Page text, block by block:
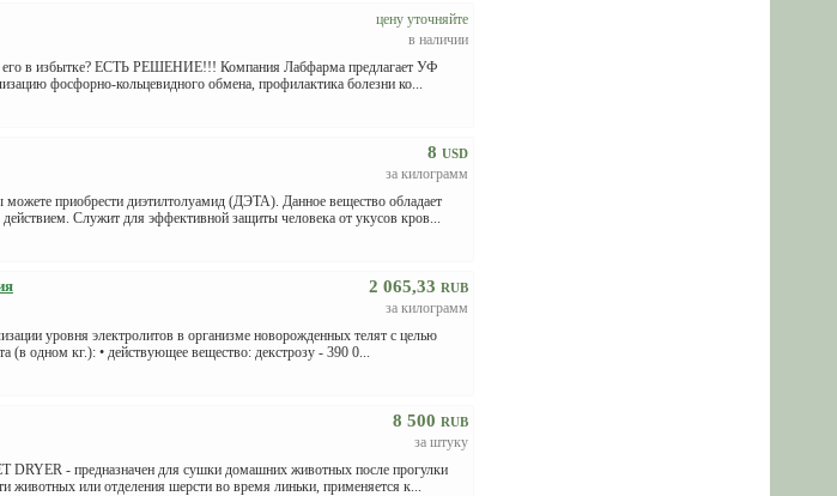
цену уточняйте
в наличии
его в избытке? ЕСТЬ РЕШЕНИЕ!!! Компания Лабфарма предлагает УФ
фосфорно-кольцевидного обмена, профилактика болезни ко...
8 USD
за килограмм
приобрести диэтилтолуамид (ДЭТА). Данное вещество обладает
Служит для эффективной защиты человека от укусов кров...
2 065,33 RUB
за килограмм
уровня электролитов в организме новорожденных телят с целью
(в одном кг.): • действующее вещество: декстрозу - 390 0...
8 500 RUB
за штуку
DRYER - предназначен для сушки домашних животных после прогулки
животных или отделения шерсти во время линьки, применяется к...